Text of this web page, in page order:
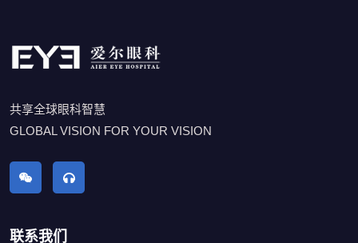
共享全球眼科智慧
GLOBAL VISION FOR YOUR VISION
联系我们